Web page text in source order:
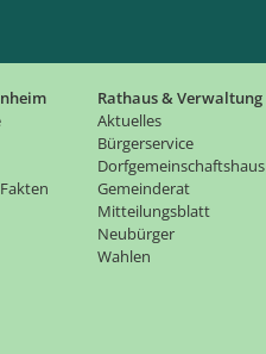
Rathaus & Verwaltung
Aktuelles
Bürgerservice
Dorfgemeinschaftshaus
Gemeinderat
Mitteilungsblatt
Neubürger
Wahlen